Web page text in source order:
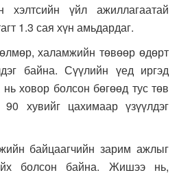
хэлтсийн үйл ажиллагаатай
1.3 сая хүн амьдардаг.
халамжийн төвөөр өдөрт
байна. Сүүлийн үед иргэд
ховор болсон бөгөөд тус төв
90 хувийг цахимаар үзүүлдэг
байцаагчийн зарим ажлыг
болсон байна. Жишээ нь,